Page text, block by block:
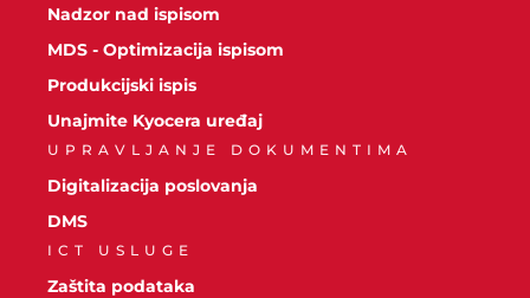
Nadzor nad ispisom
MDS - Optimizacija ispisom
Produkcijski ispis
Unajmite Kyocera uređaj
UPRAVLJANJE DOKUMENTIMA
Digitalizacija poslovanja
DMS
ICT USLUGE
Zaštita podataka